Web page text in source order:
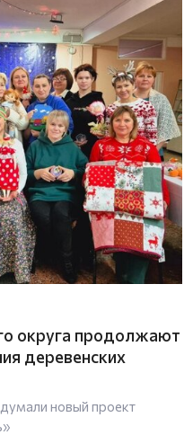
округа продолжают
деревенских
новый проект